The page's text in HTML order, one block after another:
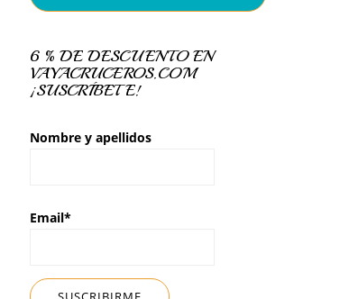
6 % DE DESCUENTO EN
VAYACRUCEROS.COM
¡SUSCRÍBETE!
Nombre y apellidos
Email*